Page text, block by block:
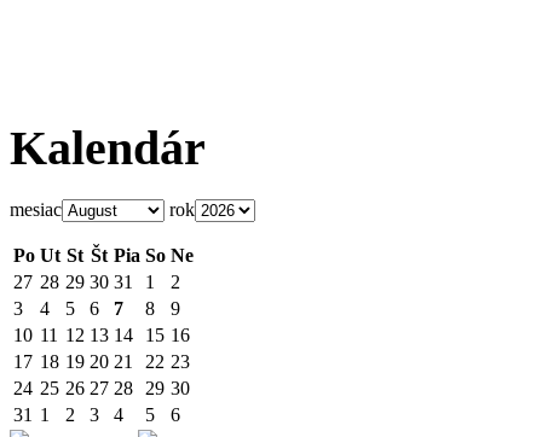
Kalendár
mesiac rok
Po Ut St Št Pia So Ne
27 28 29 30 31 1
2
3
4 5 6 7 8
9
10 11 12 13 14 15 16
17 18 19 20 21 22 23
24 25 26 27 28 29 30
31 1 2 3 4 5 6